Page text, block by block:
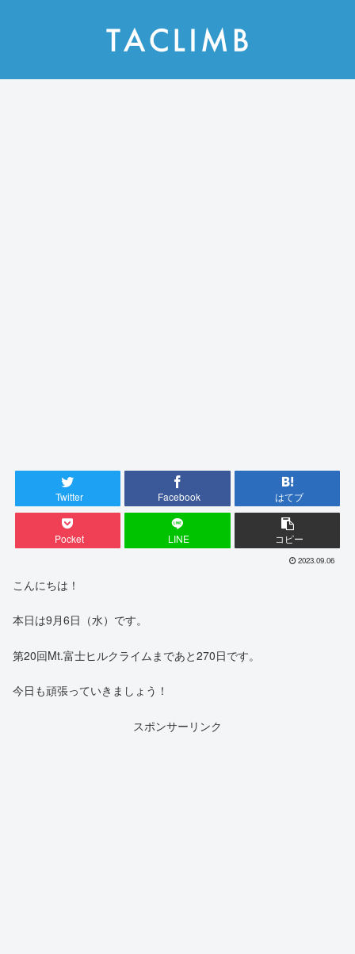
Twitter Facebook はてブ
Pocket LINE コピー
2023.09.06
こんにちは！
本日は9月6日（水）です。
第20回Mt.富士ヒルクライムまであと270日です。
今日も頑張っていきましょう！
スポンサーリンク